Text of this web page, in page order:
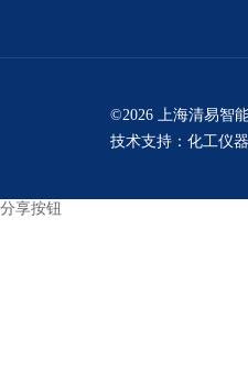
©2026 上海清易智
技术支持： 化工仪
分享按钮